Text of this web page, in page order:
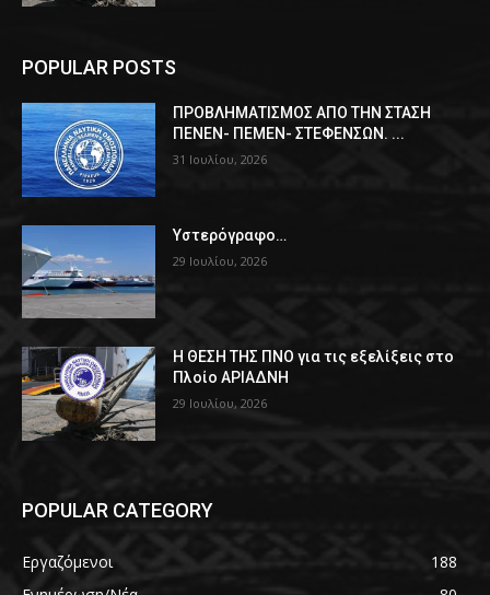
POPULAR POSTS
ΠPOΒΛΗΜΑΤΙΣΜΟΣ ΑΠΟ ΤΗΝ ΣΤΑΣΗ
ΠΕΝΕΝ- ΠΕΜΕΝ- ΣΤΕΦΕΝΣΩΝ. ...
31 Ιουλίου, 2026
Υστερόγραφο…
29 Ιουλίου, 2026
Η ΘΕΣΗ ΤΗΣ ΠΝΟ για τις εξελίξεις στο
Πλοίο ΑΡΙΑΔΝΗ
29 Ιουλίου, 2026
POPULAR CATEGORY
Εργαζόμενοι
188